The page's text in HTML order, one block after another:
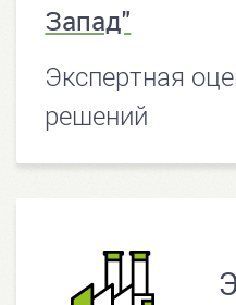
Запад"
Экспертная
решений